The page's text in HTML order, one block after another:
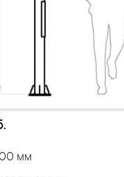
мм